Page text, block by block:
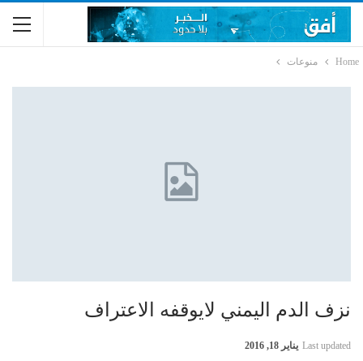
Home منوعات
نزف الدم اليمني لايوقفه الاعتراف
Last updated يناير 18, 2016